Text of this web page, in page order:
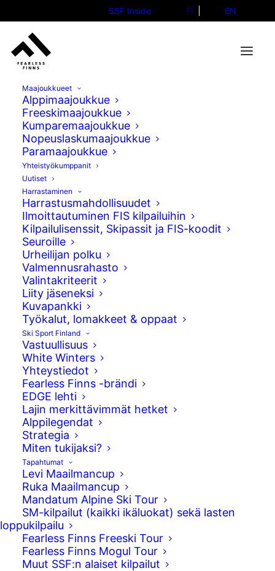
SSF Inside FI EN
Maajoukkueet
Alppimaajoukkue
Freeskimaajoukkue
Kumparemaajoukkue
Nopeuslaskumaajoukkue
Paramaajoukkue
Yhteistyökumppanit
Uutiset
Harrastaminen
Harrastusmahdollisuudet
Ilmoittautuminen FIS kilpailuihin
Kilpailulisenssit, Skipassit ja FIS-koodit
Seuroille
Urheilijan polku
Valmennusrahasto
Valintakriteerit
Liity jäseneksi
Kuvapankki
Työkalut, lomakkeet & oppaat
Ski Sport Finland
Vastuullisuus
White Winters
Yhteystiedot
Fearless Finns -brändi
EDGE lehti
Lajin merkittävimmät hetket
Alppilegendat
Strategia
Miten tukijaksi?
Tapahtumat
Levi Maailmancup
Ruka Maailmancup
Mandatum Alpine Ski Tour
SM-kilpailut (kaikki ikäluokat) sekä lasten
loppukilpailu
Fearless Finns Freeski Tour
Fearless Finns Mogul Tour
Muut SSF:n alaiset kilpailut
Alppihiihdon nuorten MM-
kisajoukkue on nimetty
20.02.2025
Nuorten alppihiihdon MM-kisat
järjestetään Italian Tarvisiossa 25.2.-6.3.
Suomen joukkue osallistuu pujotteluun,
suurpujotteluun sekä
parijoukkuepujotteluun.
Ski Sport Finlandin toimitusjohtaja
Leskinennäkee valitussa joukkueessa
menestysmahdollisuuksia.